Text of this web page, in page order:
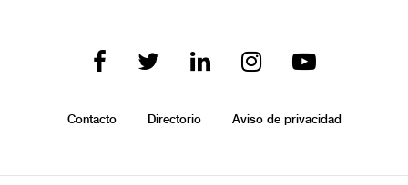
Contacto Directorio Aviso de privacidad